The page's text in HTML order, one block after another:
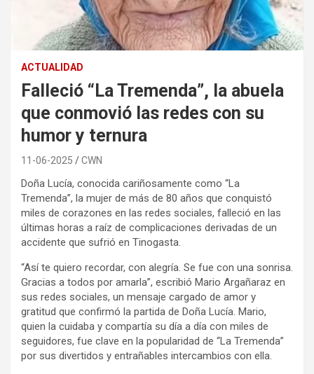
ACTUALIDAD
Falleció “La Tremenda”, la abuela
que conmovió las redes con su
humor y ternura
11-06-2025 CWN
Doña Lucía, conocida cariñosamente como “La
Tremenda”, la mujer de más de 80 años que conquistó
miles de corazones en las redes sociales, falleció en las
últimas horas a raíz de complicaciones derivadas de un
accidente que sufrió en Tinogasta.
“Así te quiero recordar, con alegría. Se fue con una sonrisa.
Gracias a todos por amarla”, escribió Mario Argañaraz en
sus redes sociales, un mensaje cargado de amor y
gratitud que confirmó la partida de Doña Lucía. Mario,
quien la cuidaba y compartía su día a día con miles de
seguidores, fue clave en la popularidad de “La Tremenda”
por sus divertidos y entrañables intercambios con ella.